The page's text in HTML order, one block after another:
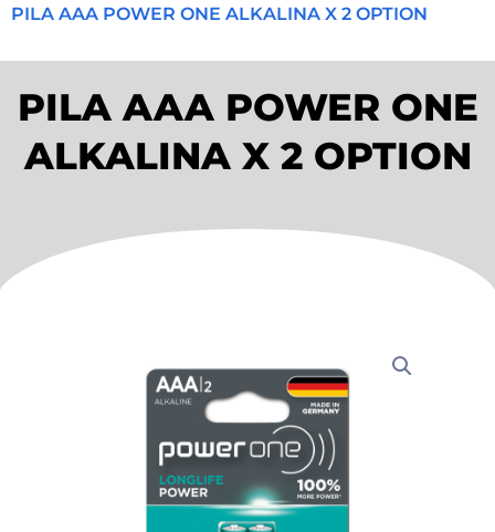
PILA AAA POWER ONE ALKALINA X 2 OPTION
PILA AAA POWER ONE
ALKALINA X 2 OPTION